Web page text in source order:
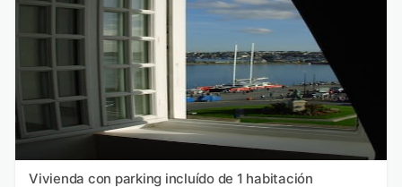
Vivienda con parking incluído de 1 habitación